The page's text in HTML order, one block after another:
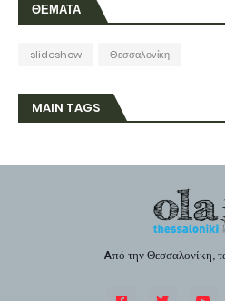
ΘΕΜΑΤΑ
slideshow Θεσσαλονίκη
MAIN TAGS
Aπό την Θεσσαλονίκη,